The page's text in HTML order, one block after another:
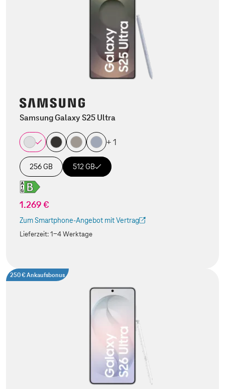
Samsung Galaxy S25 Ultra
+ 1
256 GB 512 GB
1.269 €
Zum Smartphone-Angebot mit Vertrag
(Der Link wird in einem neuen Tab geöffnet)
Lieferzeit:1-4 Werktage
250 € Ankaufsbonus